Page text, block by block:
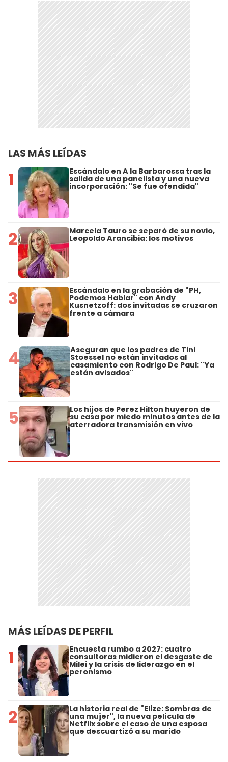
LAS MÁS LEÍDAS
1 Escándalo en A la Barbarossa tras la
salida de una panelista y una nueva
incorporación: "Se fue ofendida"
2 Marcela Tauro se separó de su novio,
Leopoldo Arancibia: los motivos
3 Escándalo en la grabación de "PH,
Podemos Hablar" con Andy
Kusnetzoff: dos invitadas se cruzaron
frente a cámara
4 Aseguran que los padres de Tini
Stoessel no están invitados al
casamiento con Rodrigo De Paul: "Ya
están avisados"
5 Los hijos de Perez Hilton huyeron de
su casa por miedo minutos antes de la
aterradora transmisión en vivo
MÁS LEÍDAS DE PERFIL
1 Encuesta rumbo a 2027: cuatro
consultoras midieron el desgaste de
Milei y la crisis de liderazgo en el
peronismo
2 La historia real de "Elize: Sombras de
una mujer", la nueva película de
Netflix sobre el caso de una esposa
que descuartizó a su marido